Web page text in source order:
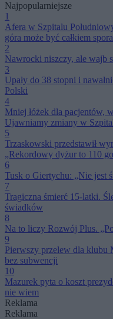
Najpopularniejsze
1
Afera w Szpitalu
góra może być całkiem
2
Nawrocki niszczy, ale wajb
3
Upały do 38 stopni i
Polski
4
Mniej łóżek dla pacjentów,
Ujawniamy zmiany w
5
Trzaskowski przedstawił
„Rekordowy dyżur to 110
6
Tusk o Giertychu: „Nie jest
7
Tragiczna śmierć 15-latki.
świadków
8
Na to liczy Rozwój Plus.
9
Pierwszy przelew dla klubu
bez subwencji
10
Mazurek pyta o koszt
nie wiem
Reklama
Reklama